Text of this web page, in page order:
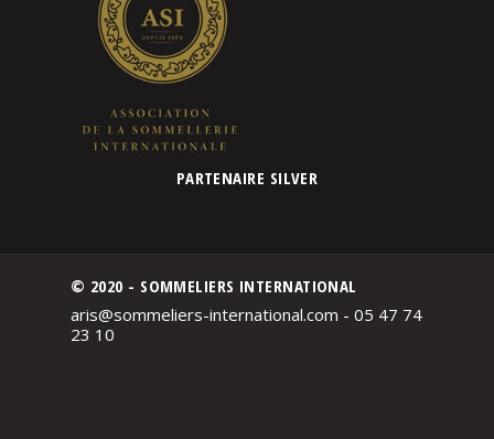
PARTENAIRE SILVER
© 2020 - SOMMELIERS INTERNATIONAL
aris@sommeliers-international.com - 05 47 74
23 10